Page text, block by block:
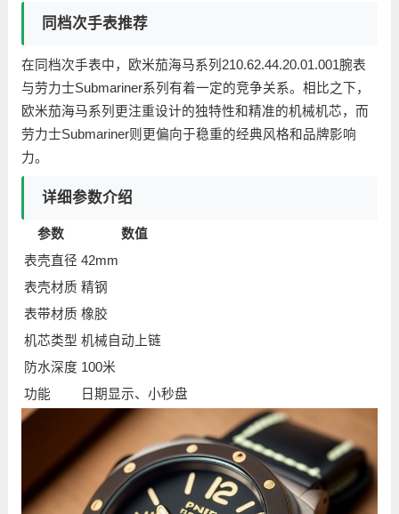
同档次手表推荐
在同档次手表中，欧米茄海马系列210.62.44.20.01.001腕表
与劳力士Submariner系列有着一定的竞争关系。相比之下，
欧米茄海马系列更注重设计的独特性和精准的机械机芯，而
劳力士Submariner则更偏向于稳重的经典风格和品牌影响
力。
详细参数介绍
参数
数值
表壳直径 42mm
表壳材质 精钢
表带材质 橡胶
机芯类型 机械自动上链
防水深度 100米
功能
日期显示、小秒盘